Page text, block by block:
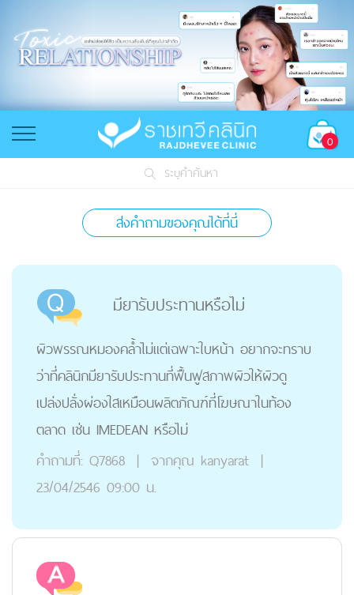
0
ระบุคำค้นหา
ส่งคำถามของคุณได้ที่นี่
มียารับประทานหรือไม่
ผิวพรรณหมองคล้ำไม่แต่เฉพาะใบหน้า อยากจะทราบ
ว่าที่คลินิกมียารับประทานที่ฟื้นฟูสภาพผิวให้ผิวดู
เปล่งปลั่งผ่องใสเหมือนผลิตภัณฑ์ที่โฆษณาในท้อง
ตลาด เช่น IMEDEAN หรือไม่
คำถามที่: Q7868 | จากคุณ kanyarat |
23/04/2546 09:00 น.